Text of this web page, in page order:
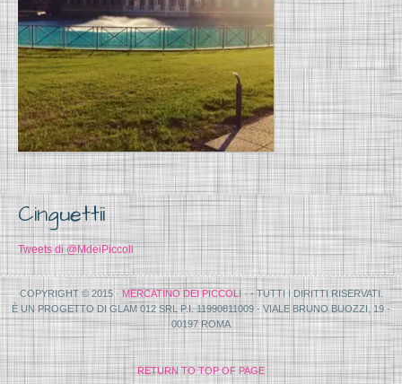
Cinguettii
Tweets di @MdeiPiccoli
COPYRIGHT © 2015 ·MERCATINO DEI PICCOLI· - TUTTI I DIRITTI RISERVATI.
È UN PROGETTO DI GLAM 012 SRL P.I. 11990811009 - VIALE BRUNO BUOZZI, 19 -
00197 ROMA
RETURN TO TOP OF PAGE